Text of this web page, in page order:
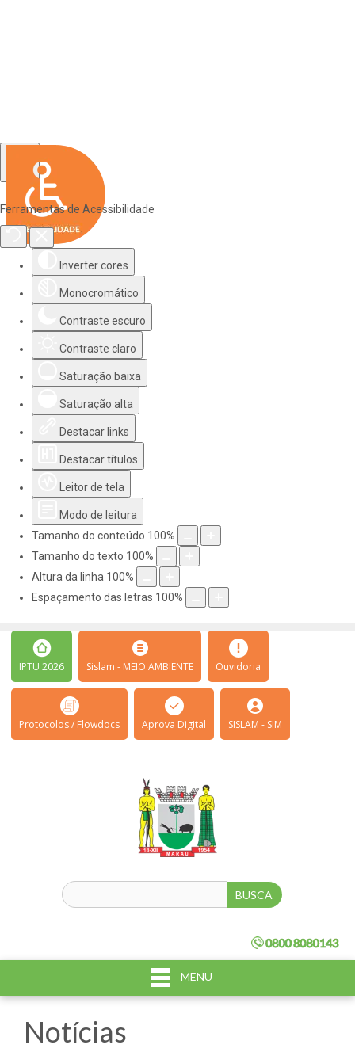
Ferramentas de Acessibilidade
Inverter cores
Monocromático
Contraste escuro
Contraste claro
Saturação baixa
Saturação alta
Destacar links
Destacar títulos
Leitor de tela
Modo de leitura
Tamanho do conteúdo 100%
Tamanho do texto 100%
Altura da linha 100%
Espaçamento das letras 100%
IPTU 2026 Sislam - MEIO AMBIENTE Ouvidoria
Protocolos / Flowdocs Aprova Digital SISLAM - SIM
MENU
Notícias